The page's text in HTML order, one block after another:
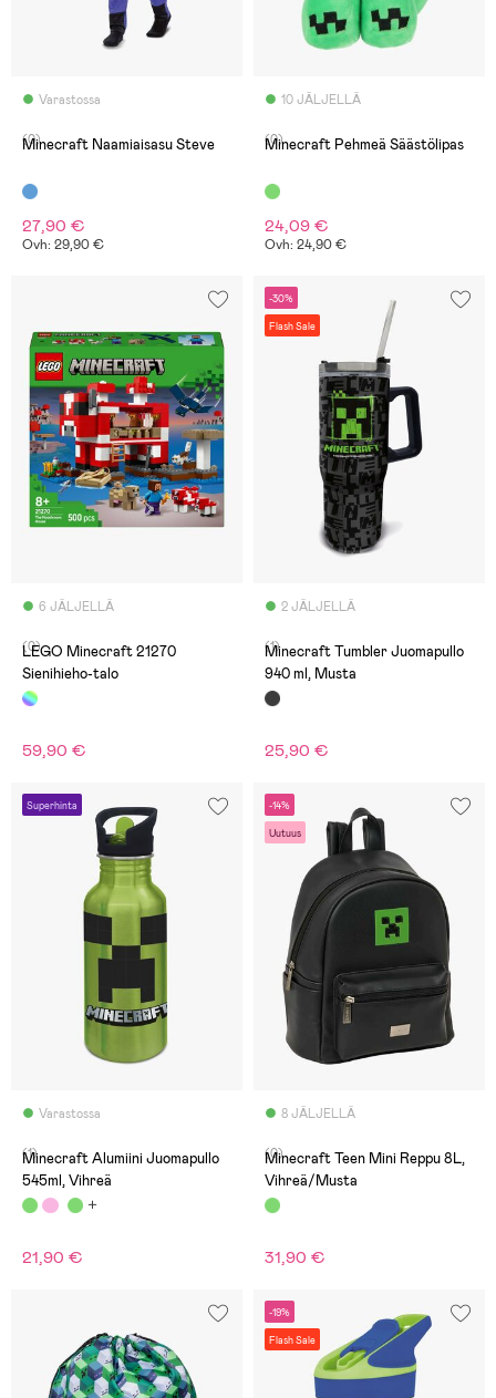
Varastossa
(0)
Minecraft Naamiaisasu Steve
27,90 €
Ovh: 29,90 €
10 JÄLJELLÄ
(0) Minecraft Pehmeä Säästölipas
24,09 €
Ovh: 24,90 €
6 JÄLJELLÄ
(0)
LEGO Minecraft 21270
Sienihieho-talo
59,90 €
-30%
Flash Sale
2 JÄLJELLÄ
(1)
Minecraft Tumbler Juomapullo
940 ml, Musta
25,90 €
Superhinta
Varastossa
(1)
Minecraft Alumiini Juomapullo
545ml, Vihreä
21,90 €
-14%
Uutuus
8 JÄLJELLÄ
(0)
Minecraft Teen Mini Reppu 8L,
Vihreä/Musta
31,90 €
-19%
Flash Sale